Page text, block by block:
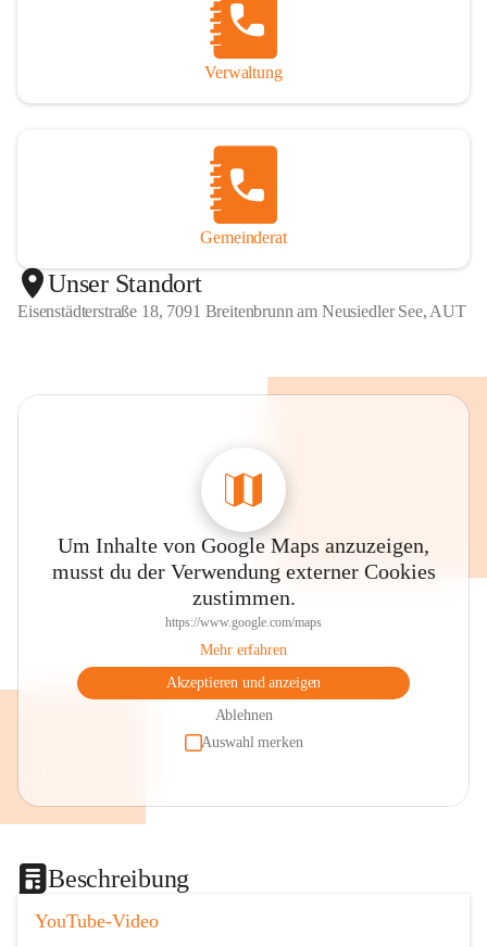
Verwaltung
Gemeinderat
Unser Standort
Eisenstädterstraße 18, 7091 Breitenbrunn am Neusiedler See, AUT
Um Inhalte von Google Maps anzuzeigen,
musst du der Verwendung externer Cookies
zustimmen.
https://www.google.com/maps
Mehr erfahren
Akzeptieren und anzeigen
Ablehnen
Auswahl merken
Beschreibung
YouTube-Video